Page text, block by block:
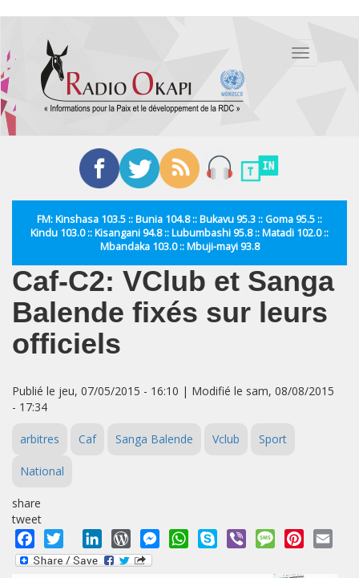
contenu
principal
Toggle
FM: Kinshasa 103.5 :: Bunia 104.8 :: Bukavu 95.3 :: Goma 95.5 ::
Kindu 103.0 :: Kisangani 94.8 :: Lubumbashi 95.8 :: Matadi 102.0 ::
Mbandaka 103.0 :: Mbuji-mayi 93.8
Caf-C2: VClub et Sanga
Balende fixés sur leurs
officiels
Publié le jeu, 07/05/2015 - 16:10 | Modifié le sam, 08/08/2015
- 17:34
arbitres Caf Sanga Balende Vclub Sport
National
share
tweet
Facebook
Twitter LinkedInWordPressMessengerWhatsApp
Skype Viber MessagePinterest